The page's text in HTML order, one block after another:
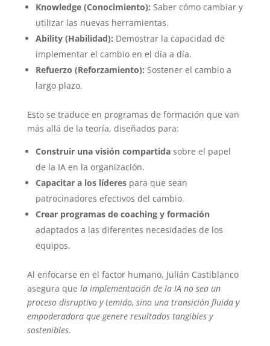
Knowledge (Conocimiento): Saber cómo cambiar y
utilizar las nuevas herramientas.
Ability (Habilidad): Demostrar la capacidad de
implementar el cambio en el día a día.
Refuerzo (Reforzamiento): Sostener el cambio a
largo plazo.
Esto se traduce en programas de formación que van
más allá de la teoría, diseñados para:
Construir una visión compartidasobre el papel
de la IA en la organización.
Capacitar a los líderespara que sean
patrocinadores efectivos del cambio.
Crear programas de coaching y formación
adaptados a las diferentes necesidades de los
equipos.
Al enfocarse en el factor humano, Julián Castiblanco
asegura que la implementación de la IA no sea un
proceso disruptivo y temido, sino una transición fluida y
empoderadora que genere resultados tangibles y
sostenibles.